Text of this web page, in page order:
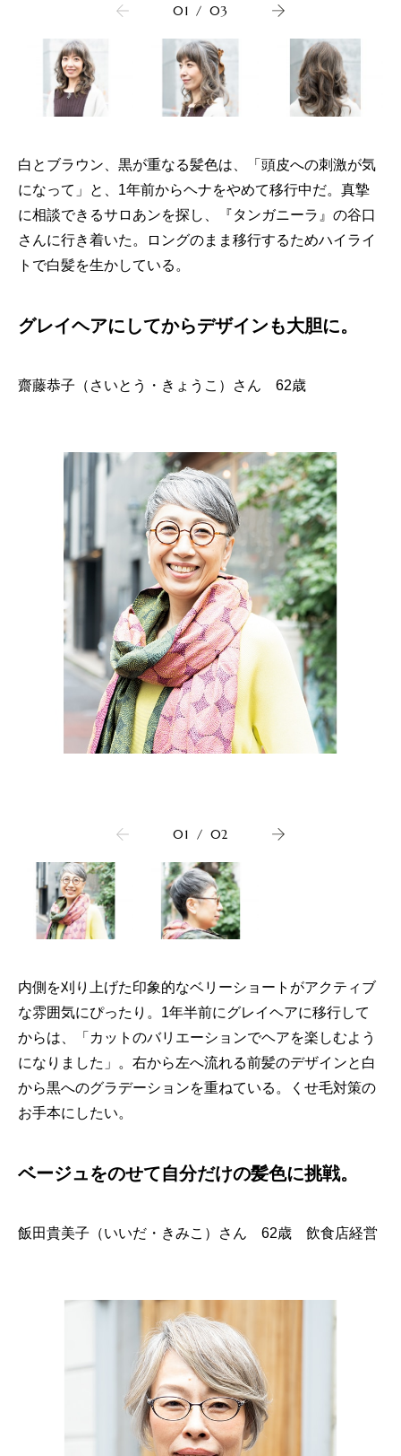
01 / 03
白とブラウン、黒が重なる髪色は、「頭皮への刺激が気
になって」と、1年前からヘナをやめて移行中だ。真摯
に相談できるサロあンを探し、『タンガニーラ』の谷口
さんに行き着いた。ロングのまま移行するためハイライ
トで白髪を生かしている。
グレイヘアにしてからデザインも大胆に。
齋藤恭子（さいとう・きょうこ）さん 62歳
01 / 02
内側を刈り上げた印象的なベリーショートがアクティブ
な雰囲気にぴったり。1年半前にグレイヘアに移行して
からは、「カットのバリエーションでヘアを楽しむよう
になりました」。右から左へ流れる前髪のデザインと白
から黒へのグラデーションを重ねている。くせ毛対策の
お手本にしたい。
ベージュをのせて自分だけの髪色に挑戦。
飯田貴美子（いいだ・きみこ）さん 62歳 飲食店経営